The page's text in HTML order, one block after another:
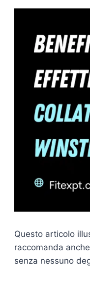
Questo articolo
raccomanda
senza nessuno